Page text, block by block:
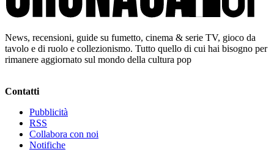
News, recensioni, guide su fumetto, cinema & serie TV, gioco da
tavolo e di ruolo e collezionismo. Tutto quello di cui hai bisogno per
rimanere aggiornato sul mondo della cultura pop
Contatti
Pubblicità
RSS
Collabora con noi
Notifiche